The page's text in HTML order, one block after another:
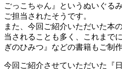
ごっこちゃん』というぬいぐる
ご担当されたそうです。
また、今回ご紹介いただいた本
当されることも多く、これまで
ぎのひみつ』などの書籍もご制
今回ご紹介させていただいた『